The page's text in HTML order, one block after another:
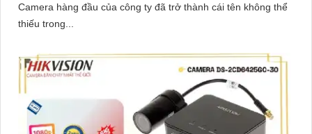
Camera hàng đầu của công ty đã trở thành cái tên không thể
thiếu trong...